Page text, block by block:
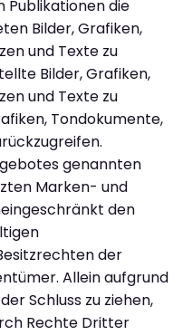
Publikationen die
Bilder, Grafiken,
und Texte zu
Bilder, Grafiken,
und Texte zu
Tondokumente,
genannten
Marken- und
den
der
Allein aufgrund
Schluss zu ziehen,
Rechte Dritter